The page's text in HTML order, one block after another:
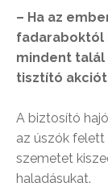
– Ha az
fadaraboktól
mindent talál
tisztító
A biztosító
az úszók
szemetet
haladásukat.